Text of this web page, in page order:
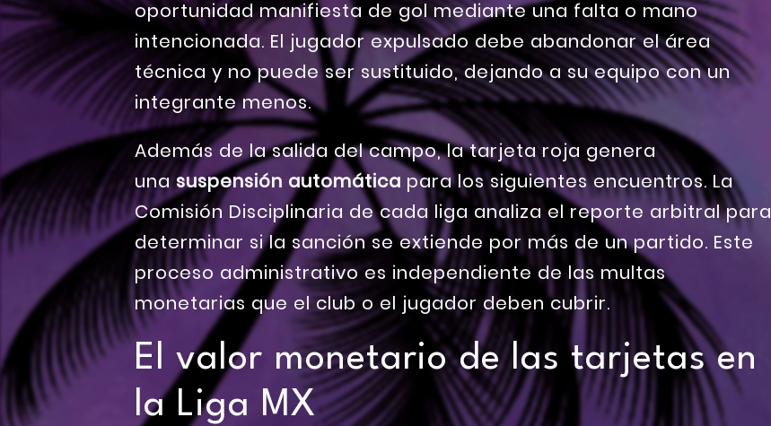
oportunidad manifiesta de gol mediante una falta o mano
intencionada. El jugador expulsado debe abandonar el área
técnica y no puede ser sustituido, dejando a su equipo con un
integrante menos.
Además de la salida del campo, la tarjeta roja genera
unasuspensión automática para los siguientes encuentros. La
Comisión Disciplinaria de cada liga analiza el reporte arbitral para
determinar si la sanción se extiende por más de un partido. Este
proceso administrativo es independiente de las multas
monetarias que el club o el jugador deben cubrir.
El valor monetario de las tarjetas en
la Liga MX